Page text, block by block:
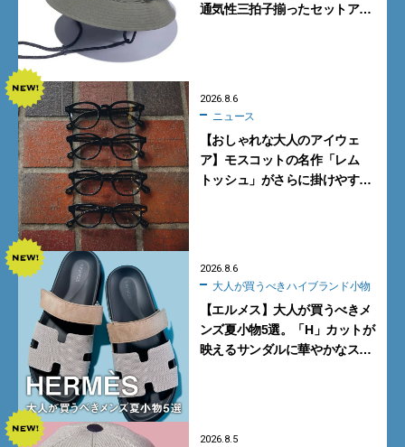
通気性三拍子揃ったセットアッ
2026.8.6
ニュース
【おしゃれな大人のアイウェ
ア】モスコットの名作「レム
トッシュ」がさらに掛けやす
2026.8.6
大人が買うべきハイブランド小物
【エルメス】大人が買うべきメ
ンズ夏小物5選。「H」カットが
映えるサンダルに華やかなス
2026.8.5